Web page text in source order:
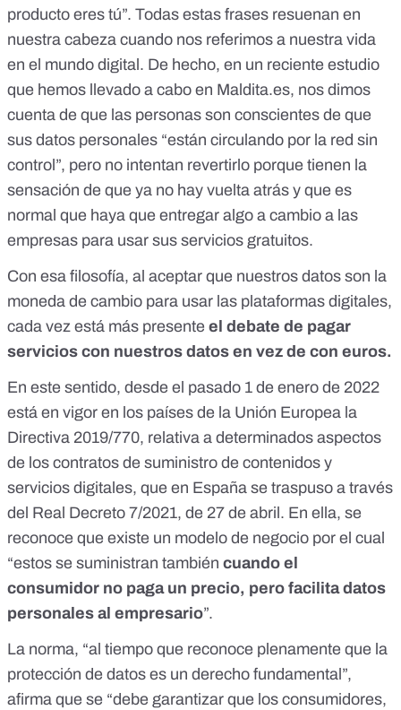
producto eres tú”. Todas estas frases resuenan en
nuestra cabeza cuando nos referimos a nuestra vida
en el mundo digital. De hecho, en un reciente estudio
que hemos llevado a cabo en Maldita.es, nos dimos
cuenta de que las personas son conscientes de que
sus datos personales “están circulando por la red sin
control”, pero no intentan revertirlo porque tienen la
sensación de que ya no hay vuelta atrás y que es
normal que haya que entregar algo a cambio a las
empresas para usar sus servicios gratuitos.
Con esa filosofía, al aceptar que nuestros datos son la
moneda de cambio para usar las plataformas digitales,
cada vez está más presente el debate de pagar
servicios con nuestros datos en vez de con euros.
En este sentido, desde el pasado 1 de enero de 2022
está en vigor en los países de la Unión Europea la
Directiva 2019/770, relativa a determinados aspectos
de los contratos de suministro de contenidos y
servicios digitales, que en España se traspuso a través
del Real Decreto 7/2021, de 27 de abril . En ella, se
reconoce que existe un modelo de negocio por el cual
“estos se suministran también cuando el
consumidor no paga un precio, pero facilita datos
personales al empresario”.
La norma, “al tiempo que reconoce plenamente que la
protección de datos es un derecho fundamental”,
afirma que se “debe garantizar que los consumidores,